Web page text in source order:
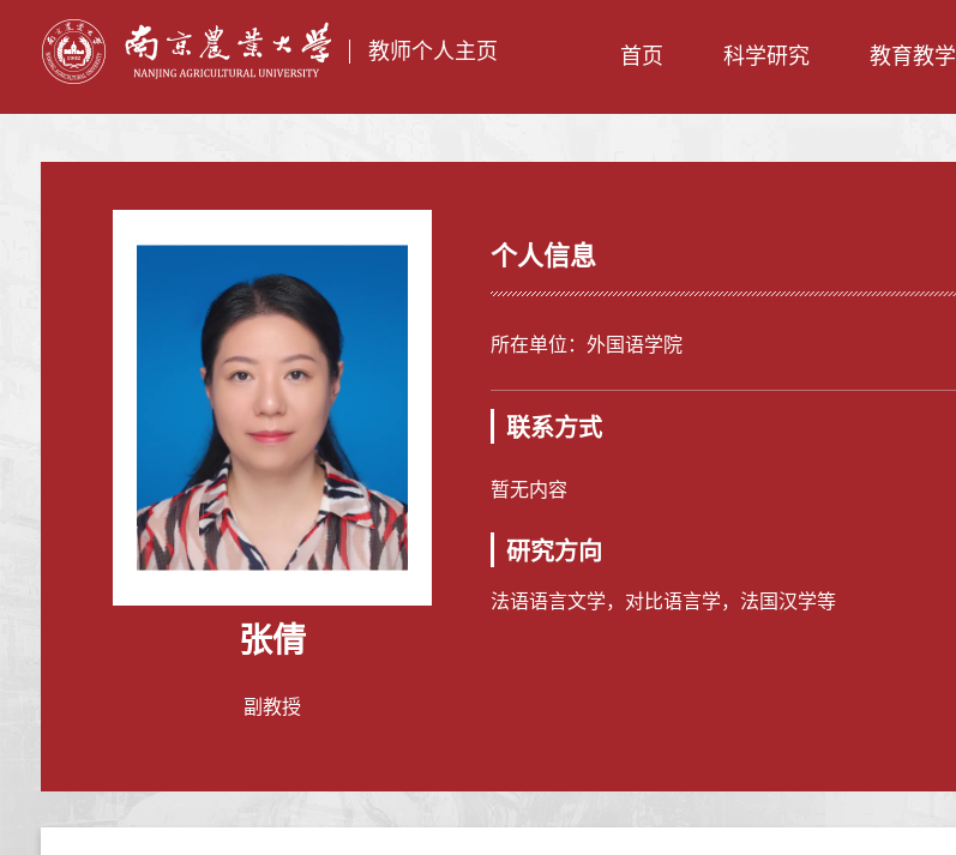
教师个人主页 首页 科学研究 教育教学
张倩
副教授
个人信息
所在单位：外国语学院
联系方式
暂无内容
研究方向
法语语言文学，对比语言学，法国汉学等